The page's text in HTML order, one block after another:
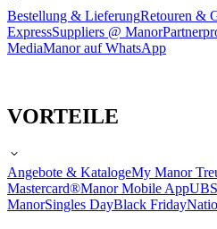
Bestellung & LieferungRetouren &
ExpressSuppliers @ Manor
MediaManor auf WhatsApp
VORTEILE
Angebote & KatalogeMy Manor
Mastercard®Manor Mobile App
ManorSingles DayBlack Friday